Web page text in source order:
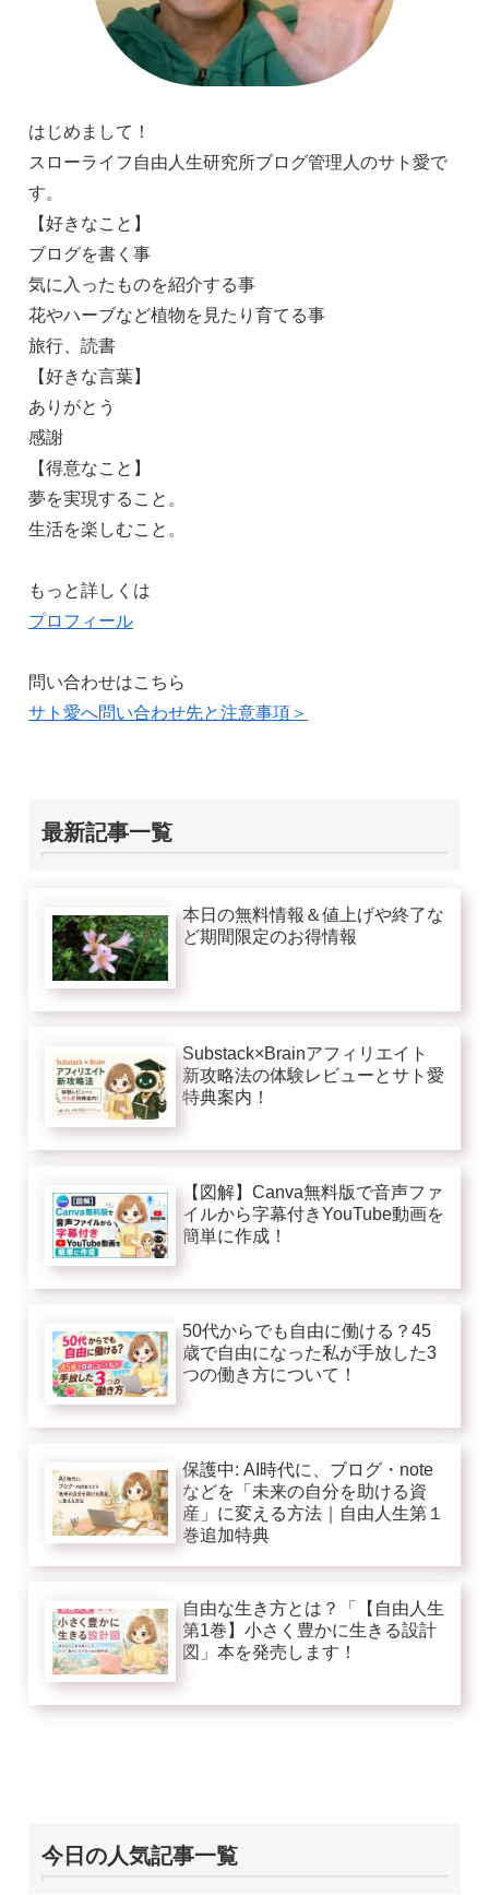
はじめまして！
スローライフ自由人生研究所ブログ管理人のサト愛で
す。
【好きなこと】
ブログを書く事
気に入ったものを紹介する事
花やハーブなど植物を見たり育てる事
旅行、読書
【好きな言葉】
ありがとう
感謝
【得意なこと】
夢を実現すること。
生活を楽しむこと。
もっと詳しくは
プロフィール
問い合わせはこちら
サト愛へ問い合わせ先と注意事項＞
最新記事一覧
本日の無料情報＆値上げや終了な
ど期間限定のお得情報
Substack×Brainアフィリエイト
新攻略法の体験レビューとサト愛
特典案内！
【図解】Canva無料版で音声ファ
イルから字幕付きYouTube動画を
簡単に作成！
50代からでも自由に働ける？45
歳で自由になった私が手放した3
つの働き方について！
保護中: AI時代に、ブログ・note
などを「未来の自分を助ける資
産」に変える方法｜自由人生第１
巻追加特典
自由な生き方とは？「【自由人生
第1巻】小さく豊かに生きる設計
図」本を発売します！
今日の人気記事一覧